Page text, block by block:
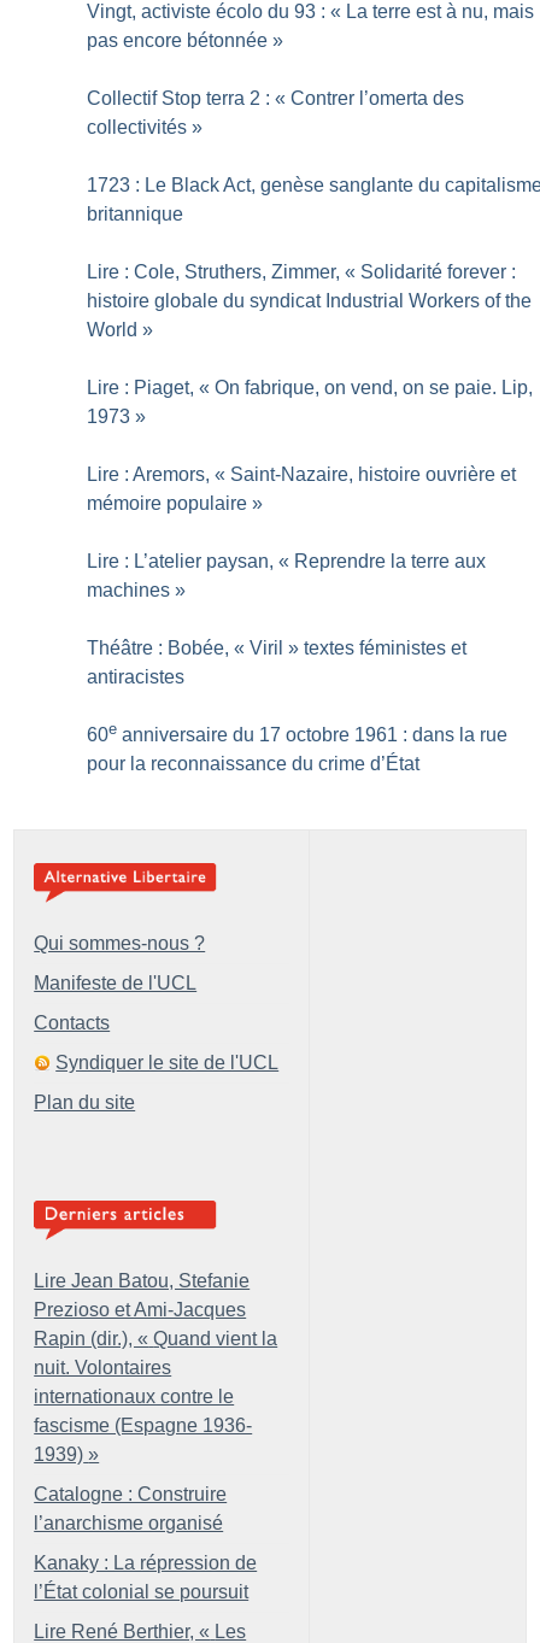
Vingt, activiste écolo du 93 : « La terre est à nu, mais
pas encore bétonnée »
Collectif Stop terra 2 : « Contrer l’omerta des
collectivités »
1723 : Le Black Act, genèse sanglante du
britannique
Lire : Cole, Struthers, Zimmer, « Solidarité forever :
histoire globale du syndicat Industrial Workers of the
World »
Lire : Piaget, « On fabrique, on vend, on se paie. Lip,
1973 »
Lire : Aremors, « Saint-Nazaire, histoire ouvrière et
mémoire populaire »
Lire : L’atelier paysan, « Reprendre la terre aux
machines »
Théâtre : Bobée, « Viril » textes féministes et
antiracistes
60e anniversaire du 17 octobre 1961 : dans la rue
pour la reconnaissance du crime d’État
Qui sommes-nous ?
Manifeste de l'UCL
Contacts
Syndiquer le site de l'UCL
Plan du site
Lire Jean Batou, Stefanie
Prezioso et Ami-Jacques
Rapin (dir.), « Quand vient la
nuit. Volontaires
internationaux contre le
fascisme (Espagne 1936-
1939) »
Catalogne : Construire
l’anarchisme organisé
Kanaky : La répression de
l’État colonial se poursuit
Lire René Berthier, « Les